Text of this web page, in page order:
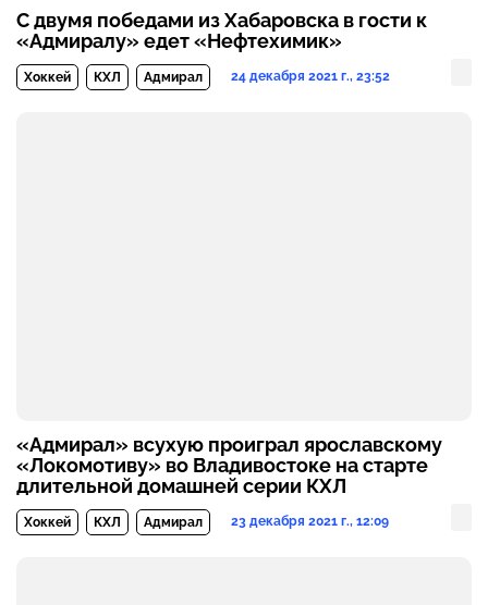
С двумя победами из Хабаровска в гости к
«Адмиралу» едет «Нефтехимик»
Хоккей КХЛ Адмирал 24 декабря 2021 г., 23:52
«Адмирал» всухую проиграл ярославскому
«Локомотиву» во Владивостоке на старте
длительной домашней серии КХЛ
Хоккей КХЛ Адмирал 23 декабря 2021 г., 12:09